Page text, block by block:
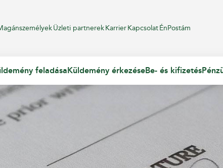
Üzleti partnerekKarrierKapcsolatÉnPostám
feladása Küldemény érkezéseBe- és kifizetés